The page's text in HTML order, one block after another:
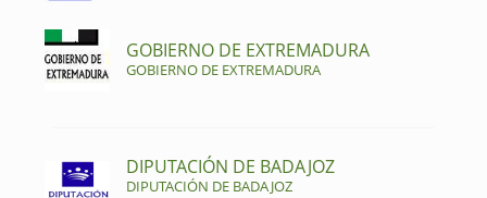
GOBIERNO DE EXTREMADURA
GOBIERNO DE EXTREMADURA
DIPUTACIÓN DE BADAJOZ
DIPUTACIÓN DE BADAJOZ